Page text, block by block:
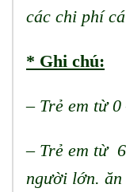
các chi phí
* Ghi chú:
– Trẻ em từ
– Trẻ em từ
người lớn.